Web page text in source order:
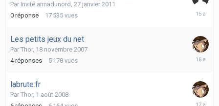
Par Invité annadunord, 27 janvier 2011
0 réponse 17 535 vues
27
Les petits jeux du net
Par Thor, 18 novembre 2007
4 réponses 5 178 vues
27
labrute.fr
Par Thor, 1 août 2008
22